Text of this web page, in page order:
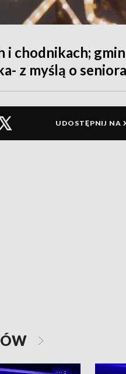
chodnikach;
z myślą o
UDOSTĘPNIJ NA